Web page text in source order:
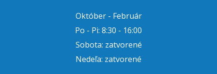
Október - Február
Po - Pi: 8:30 - 16:00
Sobota: zatvorené
Nedeľa: zatvorené